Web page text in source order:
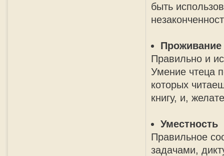
быть
Проживание
Правильно и
Умение чтеца
которых
книгу, и,
Уместность
Правильное
задачами,